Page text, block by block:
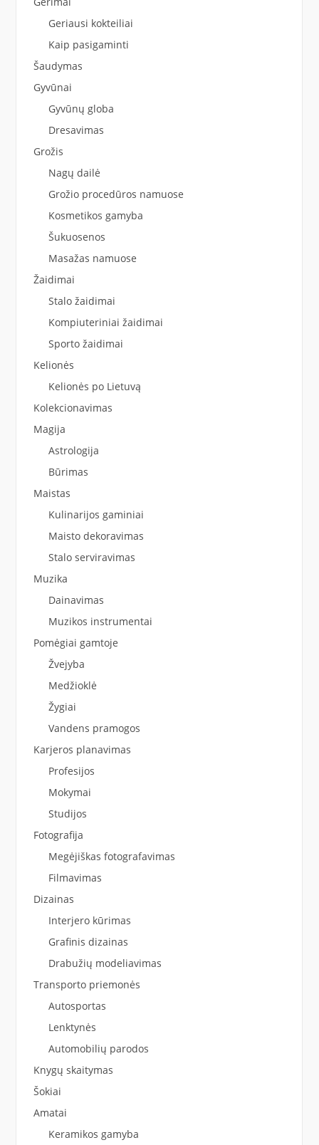
Geriausi kokteiliai
Kaip pasigaminti
Šaudymas
Gyvūnai
Gyvūnų globa
Dresavimas
Grožis
Nagų dailė
Grožio procedūros namuose
Kosmetikos gamyba
Šukuosenos
Masažas namuose
Žaidimai
Stalo žaidimai
Kompiuteriniai žaidimai
Sporto žaidimai
Kelionės
Kelionės po Lietuvą
Kolekcionavimas
Magija
Astrologija
Būrimas
Maistas
Kulinarijos gaminiai
Maisto dekoravimas
Stalo serviravimas
Muzika
Dainavimas
Muzikos instrumentai
Pomėgiai gamtoje
Žvejyba
Medžioklė
Žygiai
Vandens pramogos
Karjeros planavimas
Profesijos
Mokymai
Studijos
Fotografija
Megėjiškas fotografavimas
Filmavimas
Dizainas
Interjero kūrimas
Grafinis dizainas
Drabužių modeliavimas
Transporto priemonės
Autosportas
Lenktynės
Automobilių parodos
Knygų skaitymas
Šokiai
Amatai
Keramikos gamyba